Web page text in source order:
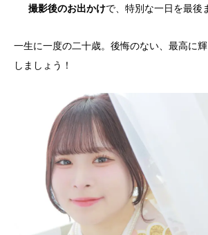
撮影後のお出かけで、特別な一日を最後
一生に一度の二十歳。後悔のない、最高に
しましょう！